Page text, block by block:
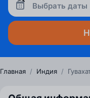
Выбрать даты
Главная / Индия /